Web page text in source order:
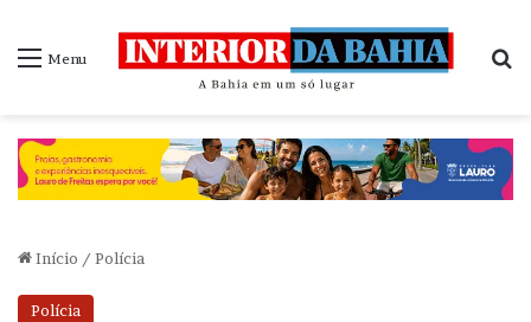
Menu
Início / Polícia
Polícia